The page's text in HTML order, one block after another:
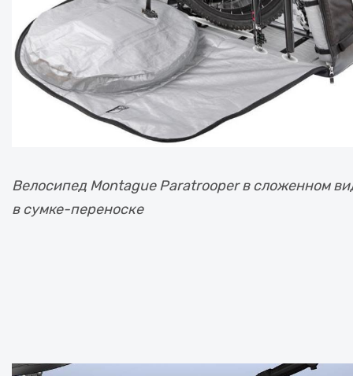
Велосипед Montague Paratrooper в сложенном
в сумке-переноске